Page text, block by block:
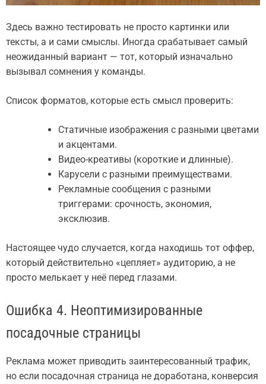
Здесь важно тестировать не просто картинки или
тексты, а и сами смыслы. Иногда срабатывает самый
неожиданный вариант — тот, который изначально
вызывал сомнения у команды.
Список форматов, которые есть смысл проверить:
Статичные изображения с разными цветами
и акцентами.
Видео-креативы (короткие и длинные).
Карусели с разными преимуществами.
Рекламные сообщения с разными
триггерами: срочность, экономия,
эксклюзив.
Настоящее чудо случается, когда находишь тот оффер,
который действительно «цепляет» аудиторию, а не
просто мелькает у неё перед глазами.
Ошибка 4. Неоптимизированные
посадочные страницы
Реклама может приводить заинтересованный трафик,
но если посадочная страница не доработана, конверсия